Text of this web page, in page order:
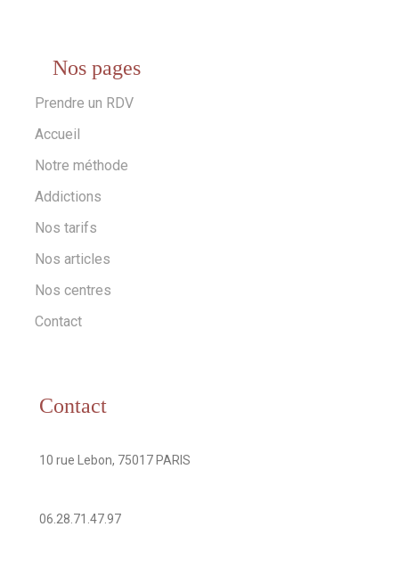
Nos pages
Prendre un RDV
Accueil
Notre méthode
Addictions
Nos tarifs
Nos articles
Nos centres
Contact
Contact
10 rue Lebon, 75017 PARIS
06.28.71.47.97